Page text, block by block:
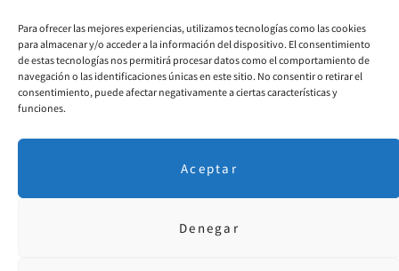
Para ofrecer las mejores experiencias, utilizamos tecnologías como las cookies
para almacenar y/o acceder a la información del dispositivo. El consentimiento
de estas tecnologías nos permitirá procesar datos como el comportamiento de
navegación o las identificaciones únicas en este sitio. No consentir o retirar el
consentimiento, puede afectar negativamente a ciertas características y
funciones.
Aceptar
Denegar